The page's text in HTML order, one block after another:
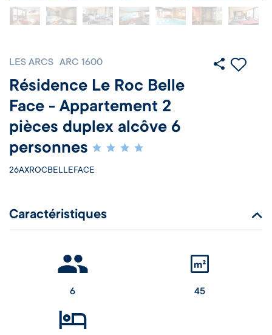
LES ARCS ARC 1600
Résidence Le Roc Belle
Face - Appartement 2
pièces duplex alcôve 6
personnes
26AXROCBELLEFACE
Caractéristiques
6 45